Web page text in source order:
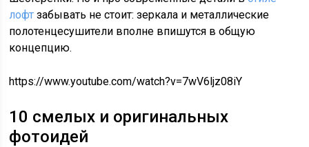
лофт забывать не стоит: зеркала и металлические
полотенцесушители вполне впишутся в общую
концепцию.
https://www.youtube.com/watch?v=7wV6ljz08iY
10 смелых и оригинальных
фотоидей